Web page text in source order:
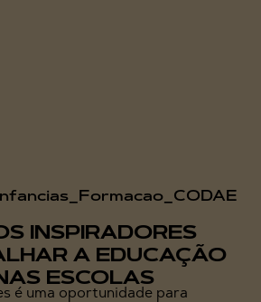
INSPIRADORES
A EDUCAÇÃO
ESCOLAS
é uma oportunidade para